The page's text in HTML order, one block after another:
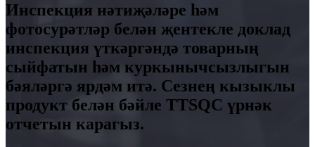
Инспекция нәтиҗәләре һәм
фотосурәтләр белән җентекле доклад
инспекция үткәргәндә товарның
сыйфатын һәм куркынычсызлыгын
бәяләргә ярдәм итә. Сезнең кызыклы
продукт белән бәйле TTSQC үрнәк
отчетын карагыз.